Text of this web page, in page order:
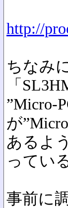
http://
ちなみ
「
”Micro-
が
あるよ
ってい
事前に